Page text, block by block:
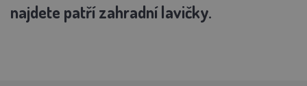
najdete patří zahradní lavičky.